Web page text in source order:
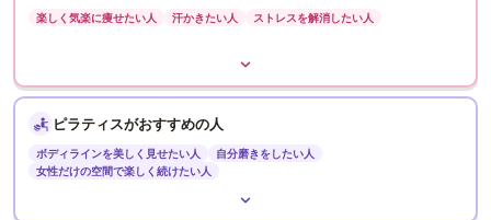
楽しく気楽に痩せたい人 汗かきたい人 ストレスを解消したい人
ピラティスがおすすめの人
ボディラインを美しく見せたい人
自分磨きをしたい人
女性だけの空間で楽しく続けたい人